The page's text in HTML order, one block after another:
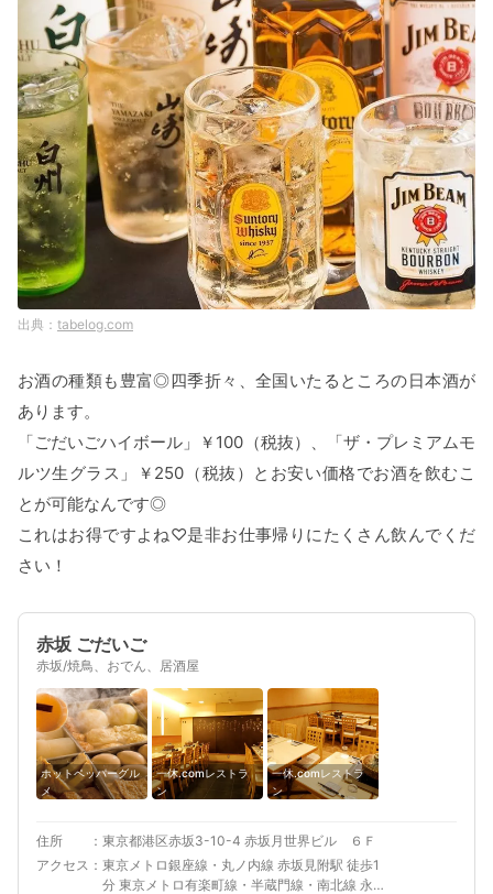
tabelog.com
お酒の種類も豊富◎四季折々、全国いたるところの日本酒が
あります。
「ごだいごハイボール」￥100（税抜）、「ザ・プレミアムモ
ルツ生グラス」￥250（税抜）とお安い価格でお酒を飲むこ
とが可能なんです◎
これはお得ですよね♡是非お仕事帰りにたくさん飲んでくだ
さい！
赤坂 ごだいご
赤坂/焼鳥、おでん、居酒屋
ホットペッパーグル
メ
一休.comレストラ
ン
一休.comレストラ
ン
住所
東京都港区赤坂3-10-4 赤坂月世界ビル ６Ｆ
アクセス
東京メトロ銀座線・丸ノ内線 赤坂見附駅 徒歩1
分 東京メトロ有楽町線・半蔵門線・南北線 永田